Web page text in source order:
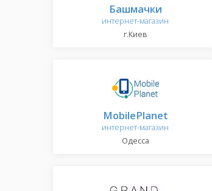
Башмачки
интернет-магазин
г.Киев
MobilePlanet
интернет-магазин
Одесса